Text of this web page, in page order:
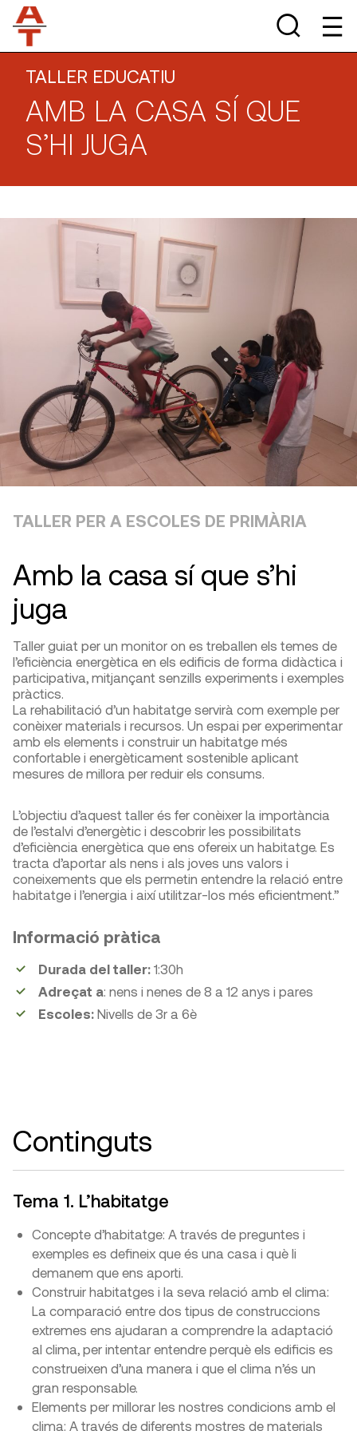
TALLER EDUCATIU
AMB LA CASA SÍ QUE
S’HI JUGA
TALLER PER A ESCOLES DE PRIMÀRIA
Amb la casa sí que s’hi
juga
Taller guiat per un monitor on es treballen els temes de
l’eficiència energètica en els edificis de forma didàctica i
participativa, mitjançant senzills experiments i exemples
pràctics.
La rehabilitació d’un habitatge servirà com exemple per
conèixer materials i recursos. Un espai per experimentar
amb els elements i construir un habitatge més
confortable i energèticament sostenible aplicant
mesures de millora per reduir els consums.
L’objectiu d’aquest taller és fer conèixer la importància
de l’estalvi d’energètic i descobrir les possibilitats
d’eficiència energètica que ens ofereix un habitatge. Es
tracta d’aportar als nens i als joves uns valors i
coneixements que els permetin entendre la relació entre
habitatge i l’energia i així utilitzar-los més eficientment.”
Informació pràtica
Durada del taller: 1:30h
Adreçat a: nens i nenes de 8 a 12 anys i pares
Escoles: Nivells de 3r a 6è
Continguts
Tema 1. L’habitatge
Concepte d’habitatge: A través de preguntes i
exemples es defineix que és una casa i què li
demanem que ens aporti.
Construir habitatges i la seva relació amb el clima:
La comparació entre dos tipus de construccions
extremes ens ajudaran a comprendre la adaptació
al clima, per intentar entendre perquè els edificis es
construeixen d’una manera i que el clima n’és un
gran responsable.
Elements per millorar les nostres condicions amb el
clima: A través de diferents mostres de materials